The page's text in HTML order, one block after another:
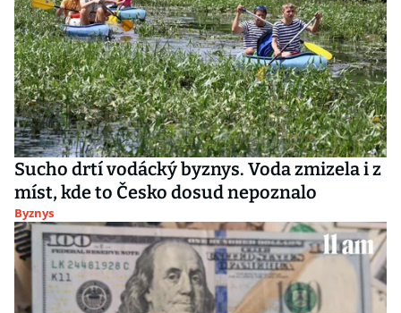
Sucho drtí vodácký byznys. Voda zmizela i z
míst, kde to Česko dosud nepoznalo
Byznys